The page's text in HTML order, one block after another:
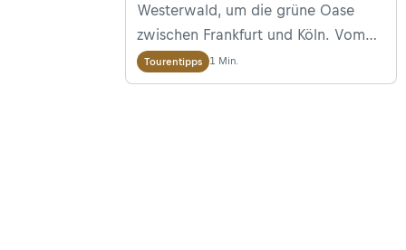
Westerwald, um die grüne Oase
zwischen Frankfurt und Köln. Vom
Rhein bis an die Lahn, drei
Tagesetappen, auf denen man die
Tourentipps 1 Min.